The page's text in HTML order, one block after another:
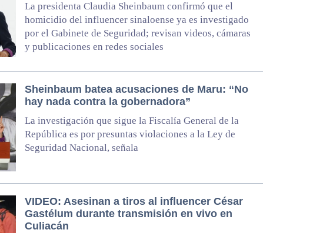
La presidenta Claudia Sheinbaum confirmó que el
homicidio del influencer sinaloense ya es investigado
por el Gabinete de Seguridad; revisan videos, cámaras
y publicaciones en redes sociales
Sheinbaum batea acusaciones de Maru: “No
hay nada contra la gobernadora”
La investigación que sigue la Fiscalía General de la
República es por presuntas violaciones a la Ley de
Seguridad Nacional, señala
VIDEO: Asesinan a tiros al influencer César
Gastélum durante transmisión en vivo en
Culiacán